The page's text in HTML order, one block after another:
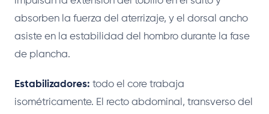
absorben la fuerza del aterrizaje, y el dorsal ancho
asiste en la estabilidad del hombro durante la fase
de plancha.
Estabilizadores: todo el core trabaja
isométricamente. El recto abdominal, transverso del